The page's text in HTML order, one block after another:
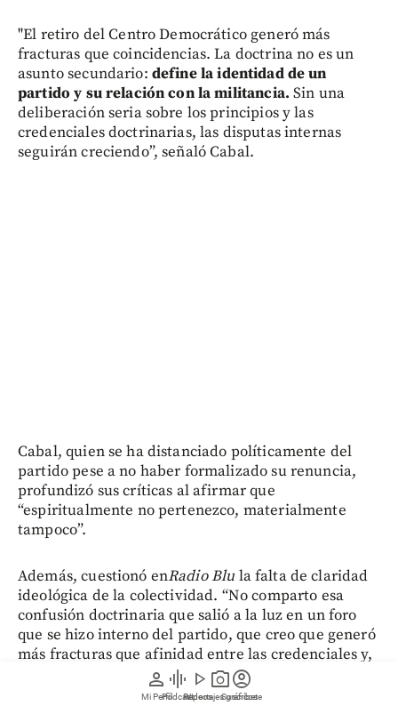
person
Mi Perfil
graphic_eq
Pódcast
play_arrow
Videos
photo_camera
Reportajes gráficos
account_circle
Suscríbete
"El retiro del Centro Democrático generó más
fracturas que coincidencias. La doctrina no es un
asunto secundario: define la identidad de un
partido y su relación con la militancia. Sin una
deliberación seria sobre los principios y las
credenciales doctrinarias, las disputas internas
seguirán creciendo”, señaló Cabal.
Cabal, quien se ha distanciado políticamente del
partido pese a no haber formalizado su renuncia,
profundizó sus críticas al afirmar que
“espiritualmente no pertenezco, materialmente
tampoco”.
Además, cuestionó enRadio Blu la falta de claridad
ideológica de la colectividad. “No comparto esa
confusión doctrinaria que salió a la luz en un foro
que se hizo interno del partido, que creo que generó
más fracturas que afinidad entre las credenciales y,
obviamente, todo esto se traslada a la
que ustedes pudieron muy bien